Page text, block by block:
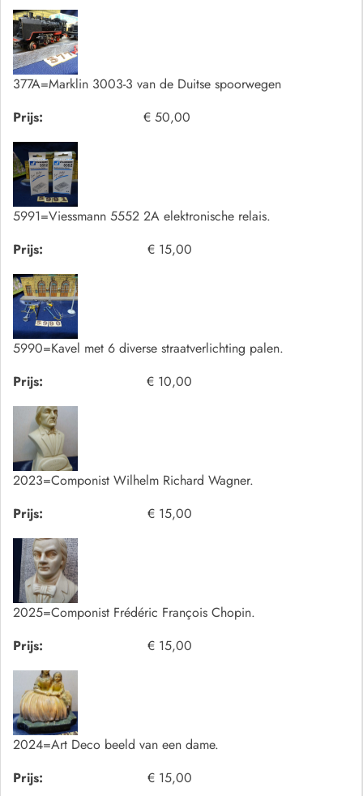
377A=Marklin 3003-3 van de Duitse spoorwegen
Prijs:
€ 50,00
5991=Viessmann 5552 2A elektronische relais.
Prijs:
€ 15,00
5990=Kavel met 6 diverse straatverlichting palen.
Prijs:
€ 10,00
2023=Componist Wilhelm Richard Wagner.
Prijs:
€ 15,00
2025=Componist Frédéric François Chopin.
Prijs:
€ 15,00
2024=Art Deco beeld van een dame.
Prijs:
€ 15,00